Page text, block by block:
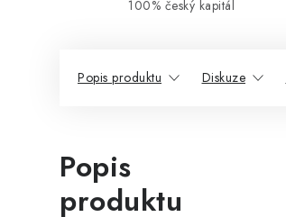
100% český kapitál
Popis produktu Diskuze
Popis
produktu